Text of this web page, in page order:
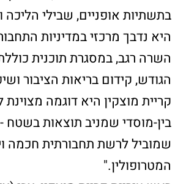
מפת האתר
ראשי
טירת הכרמל